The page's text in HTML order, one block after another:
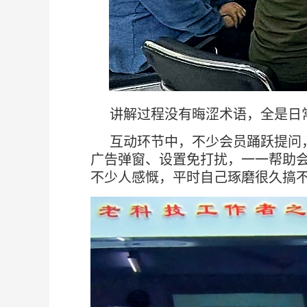
讲解过程没有晦涩术语，全是
互动环节中，不少会员踊跃提
广告弹窗、设置免打扰，一一帮助
不少人感慨，平时自己琢磨很久搞